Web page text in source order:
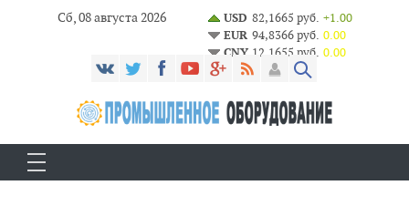
Сб, 08 августа 2026 USD 82,1665 руб. +1.00
EUR 94,8366 руб. 0.00
CNY 12,1655 руб. 0.00